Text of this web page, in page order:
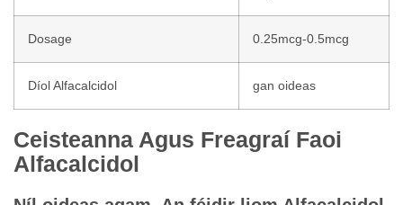
Dosage 0.25mcg-0.5mcg
Díol Alfacalcidol gan oideas
Ceisteanna Agus Freagraí Faoi
Alfacalcidol